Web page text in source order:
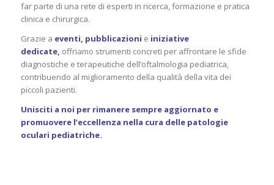
far parte di una rete di esperti in ricerca, formazione e pratica
clinica e chirurgica.
Grazie a eventi, pubblicazioni e iniziative
dedicate, offriamo strumenti concreti per affrontare le sfide
diagnostiche e terapeutiche dell’oftalmologia pediatrica,
contribuendo al miglioramento della qualità della vita dei
piccoli pazienti.
Unisciti a noi per rimanere sempre aggiornato e
promuovere l’eccellenza nella cura delle patologie
oculari pediatriche.